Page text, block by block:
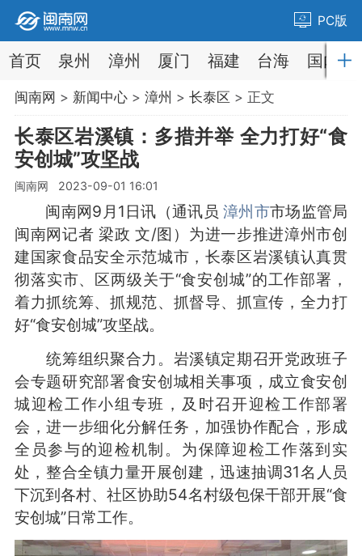
PC版
首页 泉州 漳州 厦门 福建 台海 国内
闽南网 > 新闻中心> 漳州 > 长泰区 > 正文
长泰区岩溪镇：多措并举 全力打好“食
安创城”攻坚战
闽南网 2023-09-01 16:01
闽南网9月1日讯（通讯员漳州市市场监管局
闽南网记者 梁政 文/图）为进一步推进漳州市创
建国家食品安全示范城市，长泰区岩溪镇认真贯
彻落实市、区两级关于“食安创城”的工作部署，
着力抓统筹、抓规范、抓督导、抓宣传，全力打
好“食安创城”攻坚战。
统筹组织聚合力。岩溪镇定期召开党政班子
会专题研究部署食安创城相关事项，成立食安创
城迎检工作小组专班，及时召开迎检工作部署
会，进一步细化分解任务，加强协作配合，形成
全员参与的迎检机制。为保障迎检工作落到实
处，整合全镇力量开展创建，迅速抽调31名人员
下沉到各村、社区协助54名村级包保干部开展“食
安创城”日常工作。